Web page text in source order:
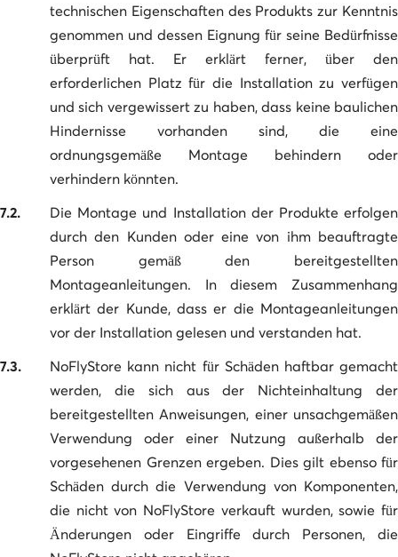
technischen Eigenschaften des Produkts zur Kenntnis
genommen und dessen Eignung für seine Bedürfnisse
überprüft hat. Er erklärt ferner, über den
erforderlichen Platz für die Installation zu verfügen
und sich vergewissert zu haben, dass keine baulichen
Hindernisse vorhanden sind, die eine
ordnungsgemäße Montage behindern oder
verhindern könnten.
7.2.
Die Montage und Installation der Produkte erfolgen
durch den Kunden oder eine von ihm beauftragte
Person gemäß den bereitgestellten
Montageanleitungen. In diesem Zusammenhang
erklärt der Kunde, dass er die Montageanleitungen
vor der Installation gelesen und verstanden hat.
7.3.
NoFlyStore kann nicht für Schäden haftbar gemacht
werden, die sich aus der Nichteinhaltung der
bereitgestellten Anweisungen, einer unsachgemäßen
Verwendung oder einer Nutzung außerhalb der
vorgesehenen Grenzen ergeben. Dies gilt ebenso für
Schäden durch die Verwendung von Komponenten,
die nicht von NoFlyStore verkauft wurden, sowie für
Änderungen oder Eingriffe durch Personen, die